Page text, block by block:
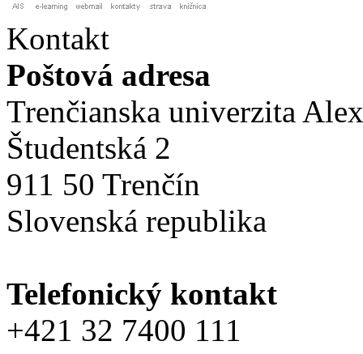
Kontakt
Poštová adresa
Trenčianska univerzita
Študentská 2
911 50 Trenčín
Slovenská republika
Telefonický kontakt
+421 32 7400 111